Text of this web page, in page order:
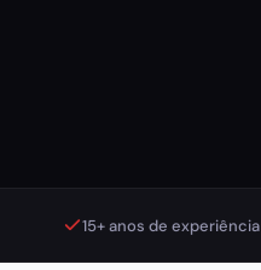
15+ anos de experiência